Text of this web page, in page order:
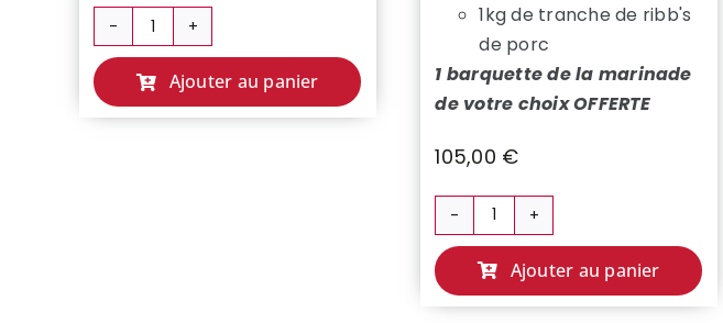
quantité
de
MARINADES
Ajouter au panier
1kg de tranche de ribb's
de porc
1 barquette de la marinade
de votre choix OFFERTE
105,00 €
quantité
de
COLIS
BARBECUE
Ajouter au panier